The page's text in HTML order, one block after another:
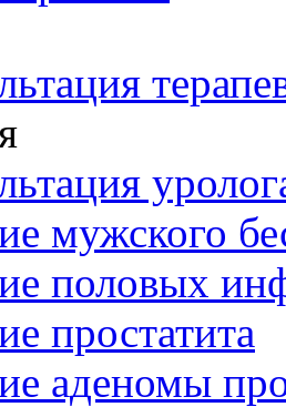
мужского
половых
простатита
аденомы